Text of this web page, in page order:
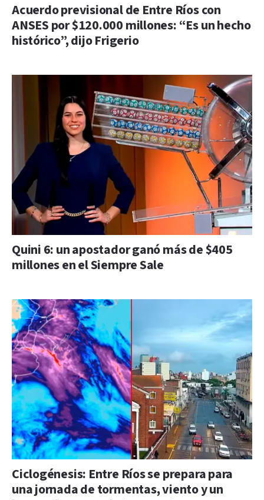
Acuerdo previsional de Entre Ríos con
ANSES por $120.000 millones: “Es un hecho
histórico”, dijo Frigerio
Quini 6: un apostador ganó más de $405
millones en el Siempre Sale
Ciclogénesis: Entre Ríos se prepara para
una jornada de tormentas, viento y un